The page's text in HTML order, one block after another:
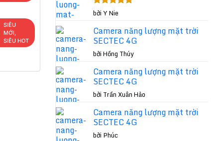
Được xếp
sao
bởi Y Nie
Camera năng lượng mặt trời
SECTEC 4G
bởi Hồng Thúy
Camera năng lượng mặt trời
SECTEC 4G
bởi Trần Xuân Hảo
Camera năng lượng mặt trời
SECTEC 4G
bởi Phúc
SIÊU
MỚI,
SIÊU HOT